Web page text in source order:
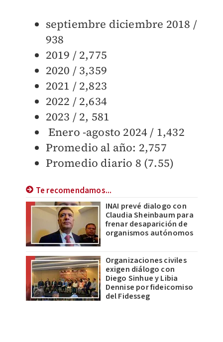
septiembre diciembre 2018 /
938
2019 / 2,775
2020 / 3,359
2021 / 2,823
2022 / 2,634
2023 / 2, 581
Enero -agosto 2024 / 1,432
Promedio al año: 2,757
Promedio diario 8 (7.55)
Te recomendamos...
INAI prevé dialogo con
Claudia Sheinbaum para
frenar desaparición de
organismos autónomos
Organizaciones civiles
exigen diálogo con
Diego Sinhue y Libia
Dennise por fideicomiso
del Fidesseg